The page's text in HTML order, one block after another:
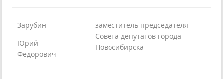
Зарубин
Юрий
Федорович
-
заместитель председателя
Совета депутатов города
Новосибирска